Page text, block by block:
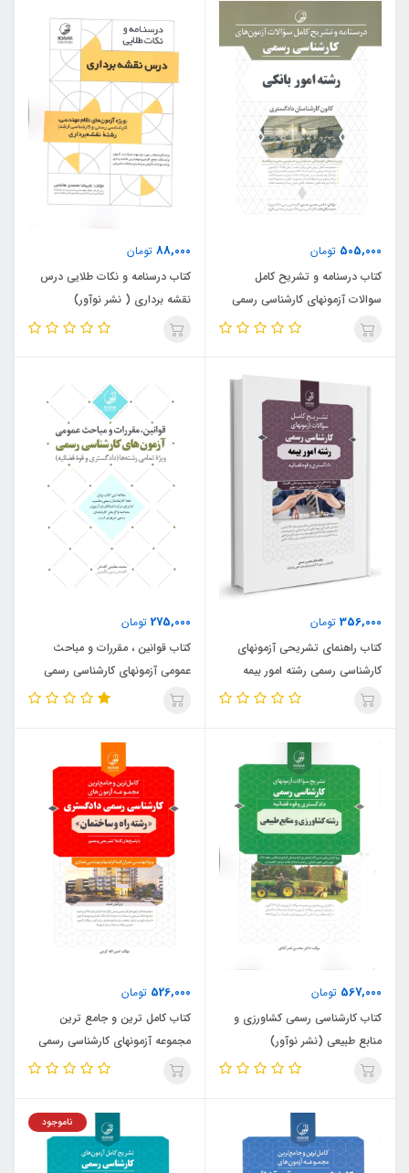
505,000 تومان
کتاب درسنامه و تشریح کامل
سوالات آزمونهای کارشناسی رسمی
رشته امور بانکی (نشر نوآور)
88,000 تومان
کتاب درسنامه و نکات طلایی درس
نقشه برداری ( نشر نوآور)
356,000 تومان
کتاب راهنمای تشریحی آزمونهای
کارشناسی رسمی رشته امور بیمه
(نشر نوآور)
275,000 تومان
کتاب قوانین ، مقررات و مباحث
عمومی آزمونهای کارشناسی رسمی
ویژه تمامی رشته ها (نشر نوآور)
567,000 تومان
کتاب کارشناسی رسمی کشاورزی و
منابع طبیعی (نشر نوآور)
526,000 تومان
کتاب کامل ترین و جامع ترین
مجموعه آزمونهای کارشناسی رسمی
دادگستری رشته راه و ساختمان (نشر
ناموجود